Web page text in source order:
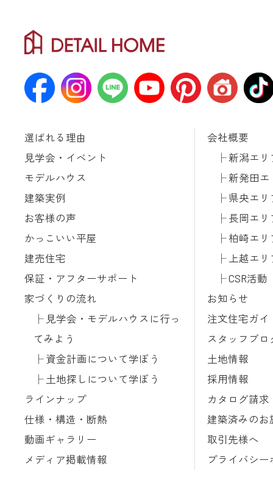
選ばれる理由
見学会・イベント
モデルハウス
建築実例
お客様の声
かっこいい平屋
建売住宅
保証・アフターサポート
家づくりの流れ
見学会・モデルハウスに行っ
てみよう
資金計画について学ぼう
土地探しについて学ぼう
ラインナップ
仕様・構造・断熱
動画ギャラリー
メディア掲載情報
会社概要
新潟エリ
新発田エ
県央エリ
長岡エリ
柏崎エリ
上越エリ
CSR活動
お知らせ
注文住宅ガイ
スタッフブロ
土地情報
採用情報
カタログ請求
建築済みのお
取引先様へ
プライバシー